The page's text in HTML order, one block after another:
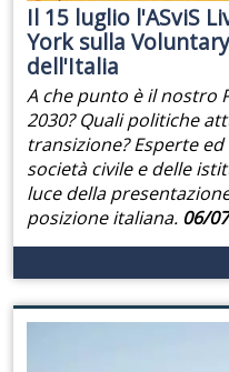
Il 15 luglio l'ASviS
York sulla
dell'Italia
A che punto è il nostro
2030? Quali politiche
transizione? Esperte
società civile e delle
luce della
posizione italiana. 06/